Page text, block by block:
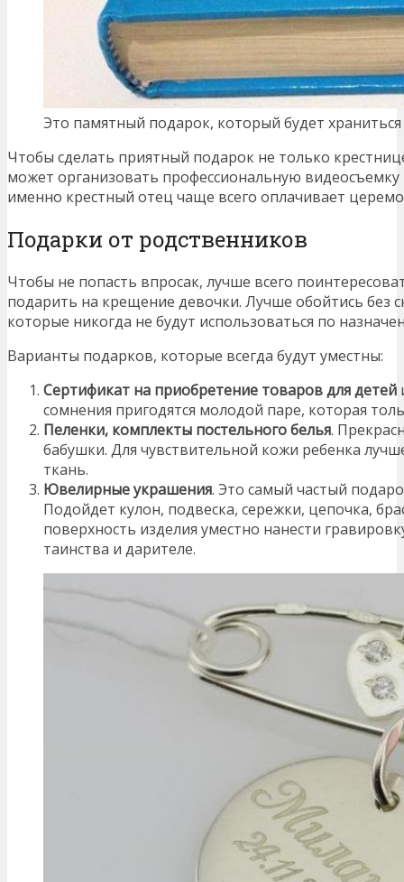
Это памятный подарок, который будет
Чтобы сделать приятный подарок не только
может организовать профессиональную видеосъемку
именно крестный отец чаще всего оплачивает
Подарки от родственников
Чтобы не попасть впросак, лучше всего
подарить на крещение девочки. Лучше обойтись без
которые никогда не будут использоваться по
Варианты подарков, которые всегда будут уместны:
Сертификат на приобретение товаров для детей
сомнения пригодятся молодой паре, которая
Пеленки, комплекты постельного белья.
бабушки. Для чувствительной кожи ребенка
ткань.
Ювелирные украшения. Это самый частый
Подойдет кулон, подвеска, сережки, цепочка,
поверхность изделия уместно нанести
таинства и дарителе.